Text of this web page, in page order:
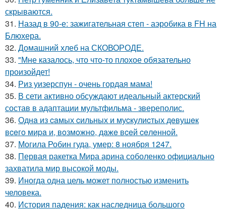
скрываются.
31. Назад в 90-е: зажигательная степ - аэробика в FH на
Блюхера.
32. Домашний хлеб на СКОВОРОДЕ.
33. "Мне казалось, что что-то плохое обязательно
произойдет!
34. Риз уизерспун - очень гордая мама!
35. В сети активно обсуждают идеальный актерский
состав в адаптации мультфильма - звереполис.
36. Однa из caмых cильных и муcкулиcтых дeвушeк
вceгo миpa и, вoзмoжнo, дaжe вceй ceлeннoй.
37. Могила Робин гуда, умер: 8 ноября 1247.
38. Первая ракетка Мира арина соболенко официально
захватила мир высокой моды.
39. Иногда одна цель может полностью изменить
человека.
40. История падения: как наследница большого